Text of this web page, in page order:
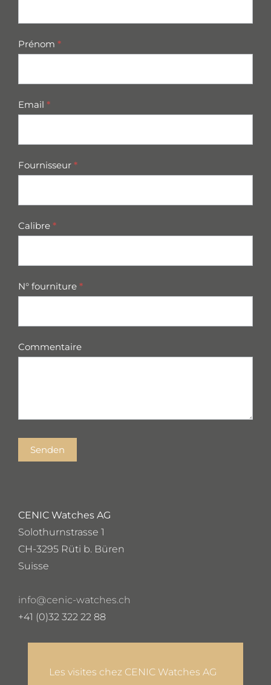
Prénom *
Email *
Fournisseur *
Calibre *
N° fourniture *
Commentaire
Senden
CENIC Watches AG
Solothurnstrasse 1
CH-3295 Rüti b. Büren
Suisse
info@cenic-watches.ch
+41 (0)32 322 22 88
Les visites chez CENIC Watches AG